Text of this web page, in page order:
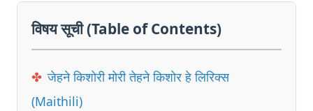
विषय सूची (Table of Contents)
✤ जेहने किशोरी मोरी तेहने किशोर हे लिरिक्स
(Maithili)